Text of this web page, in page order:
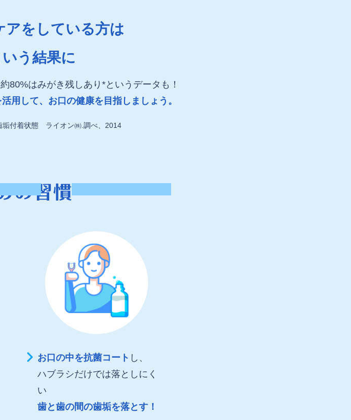
アをしている方は
いう結果に
80%はみがき残しあり*というデータも！
用して、お口の健康を目指しましょう。
垢付着状態 ライオン㈱.調べ、2014
お口の中を抗菌コート し、
ハブラシだけでは落としにく
い
歯と歯の間の歯垢を落とす！